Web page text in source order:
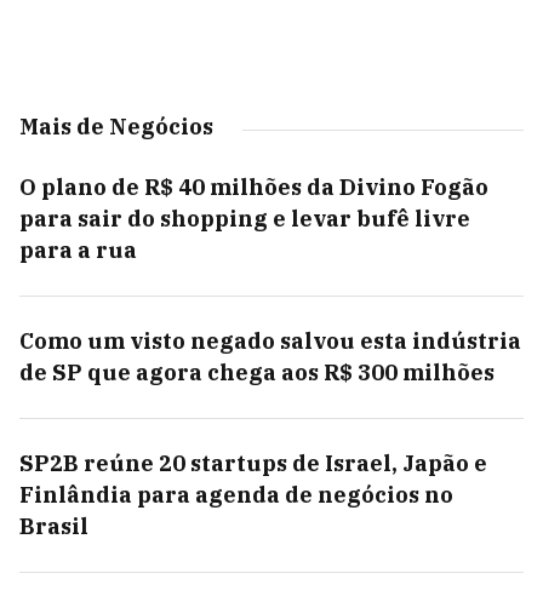
Mais de Negócios
O plano de R$ 40 milhões da Divino Fogão
para sair do shopping e levar bufê livre
para a rua
Como um visto negado salvou esta indústria
de SP que agora chega aos R$ 300 milhões
SP2B reúne 20 startups de Israel, Japão e
Finlândia para agenda de negócios no
Brasil